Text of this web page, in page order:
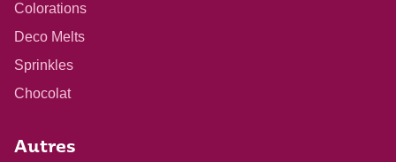
Colorations
Deco Melts
Sprinkles
Chocolat
Autres